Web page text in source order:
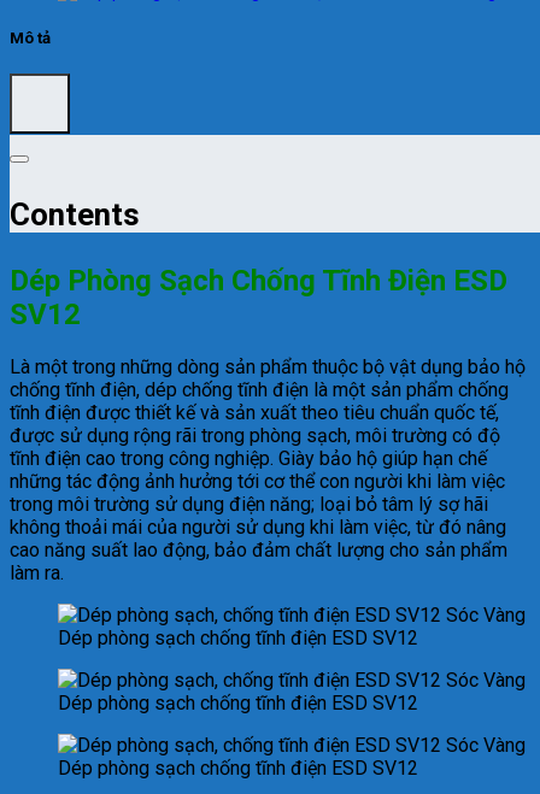
Mô tả
Contents
Dép Phòng Sạch Chống Tĩnh Điện ESD
SV12
Là một trong những dòng sản phẩm thuộc bộ vật dụng bảo hộ
chống tĩnh điện, dép chống tĩnh điện là một sản phẩm chống
tĩnh điện được thiết kế và sản xuất theo tiêu chuẩn quốc tế,
được sử dụng rộng rãi trong phòng sạch, môi trường có độ
tĩnh điện cao trong công nghiệp. Giày bảo hộ giúp hạn chế
những tác động ảnh hưởng tới cơ thể con người khi làm việc
trong môi trường sử dụng điện năng; loại bỏ tâm lý sợ hãi
không thoải mái của người sử dụng khi làm việc, từ đó nâng
cao năng suất lao động, bảo đảm chất lượng cho sản phẩm
làm ra.
Dép phòng sạch chống tĩnh điện ESD SV12
Dép phòng sạch chống tĩnh điện ESD SV12
Dép phòng sạch chống tĩnh điện ESD SV12